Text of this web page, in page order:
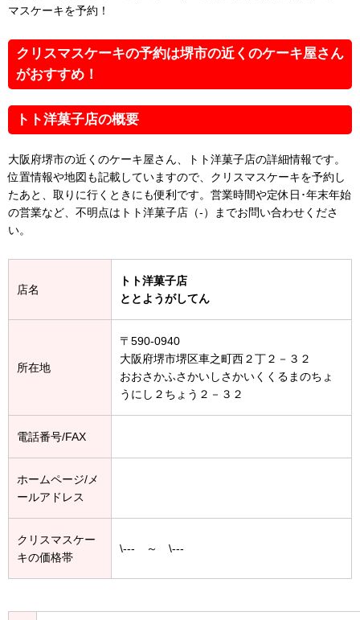
マスケーキを予約！
クリスマスケーキの予約は堺市の近くのケーキ屋さん
がおすすめ！
トト洋菓子店の概要
大阪府堺市の近くのケーキ屋さん、トト洋菓子店の詳細情報です。
位置情報や地図も記載していますので、クリスマスケーキを予約し
たあと、取りに行くときにも便利です。営業時間や定休日･年末年始
の営業など、不明点はトト洋菓子店（-）までお問い合わせくださ
い。
店名
トト洋菓子店
ととようがしてん
所在地
〒590-0940
大阪府堺市堺区車之町西２丁２－３２
おおさかふさかいしさかいくくるまのちょ
うにし２ちょう２－３２
電話番号/FAX
ホームページ/メ
ールアドレス
クリスマスケー
キの価格帯
\--- ～ \---